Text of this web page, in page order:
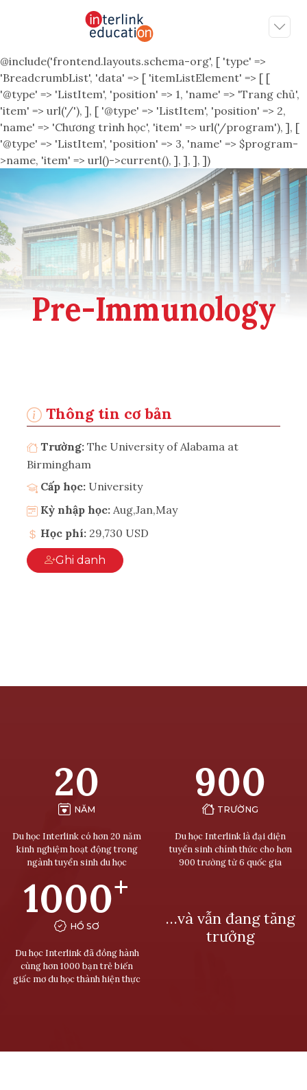
@include('frontend.layouts.schema-org', [ 'type' =>
'BreadcrumbList', 'data' => [ 'itemListElement' => [ [
'@type' => 'ListItem', 'position' => 1, 'name' => 'Trang chủ',
'item' => url('/'), ], [ '@type' => 'ListItem', 'position' => 2,
'name' => 'Chương trình học', 'item' => url('/program'), ], [
'@type' => 'ListItem', 'position' => 3, 'name' => $program-
>name, 'item' => url()->current(), ], ], ], ])
Pre-Immunology
Thông tin cơ bản
Trường: The University of Alabama at
Birmingham
Cấp học: University
Kỳ nhập học: Aug,Jan,May
Học phí: 29,730 USD
Ghi danh
20
NĂM
Du học Interlink có hơn 20 năm
kinh nghiệm hoạt động trong
ngành tuyển sinh du học
900
TRƯỜNG
Du học Interlink là đại diện
tuyển sinh chính thức cho hơn
900 trường từ 6 quốc gia
1000+
HỒ SƠ
Du học Interlink đã đồng hành
cùng hơn 1000 bạn trẻ biến
giấc mơ du học thành hiện thực
…và vẫn đang tăng
trưởng